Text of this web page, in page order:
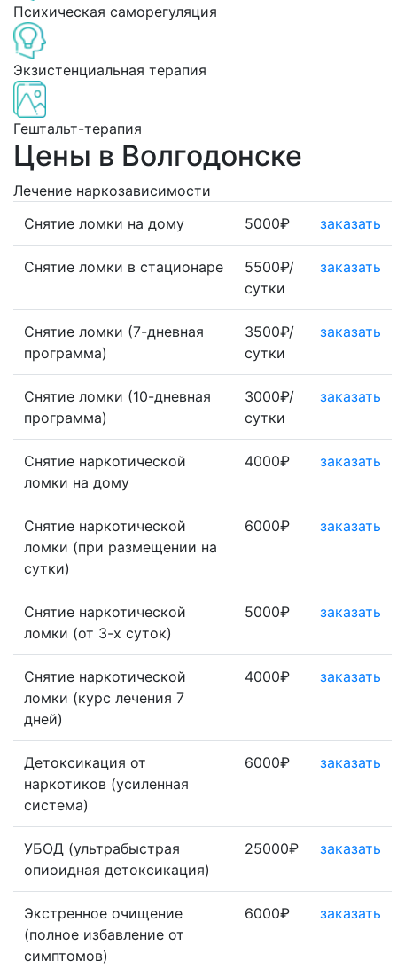
Психическая саморегуляция
Экзистенциальная терапия
Гештальт-терапия
Цены в Волгодонске
Лечение наркозависимости
Снятие ломки на дому
5000₽ заказать
Снятие ломки в стационаре
5500₽/
сутки
заказать
Снятие ломки (7-дневная
программа)
3500₽/
сутки
заказать
Снятие ломки (10-дневная
программа)
3000₽/
сутки
заказать
Снятие наркотической
ломки на дому
4000₽ заказать
Снятие наркотической
ломки (при размещении на
сутки)
6000₽ заказать
Снятие наркотической
ломки (от 3-х суток)
5000₽ заказать
Снятие наркотической
ломки (курс лечения 7
дней)
4000₽ заказать
Детоксикация от
наркотиков (усиленная
система)
6000₽ заказать
УБОД (ультрабыстрая
опиоидная детоксикация)
25000₽ заказать
Экстренное очищение
(полное избавление от
симптомов)
6000₽ заказать